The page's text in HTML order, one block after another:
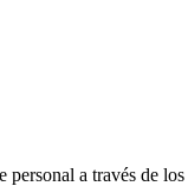
a través de